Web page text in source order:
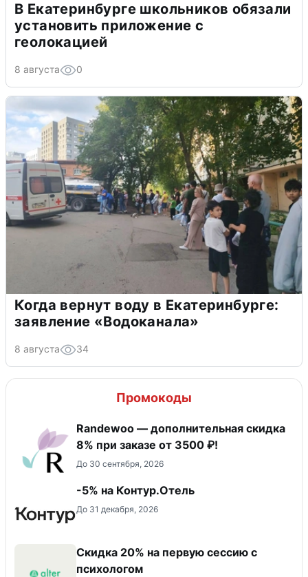
В Екатеринбурге школьников обязали
установить приложение с
геолокацией
8 августа 0
Когда вернут воду в Екатеринбурге:
заявление «Водоканала»
8 августа 34
Промокоды
Randewoo — дополнительная скидка
8% при заказе от 3500 ₽!
До 30 сентября, 2026
-5% на Контур.Отель
До 31 декабря, 2026
Скидка 20% на первую сессию с
психологом